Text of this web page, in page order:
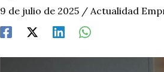
9 de julio de 2025 / Actualidad